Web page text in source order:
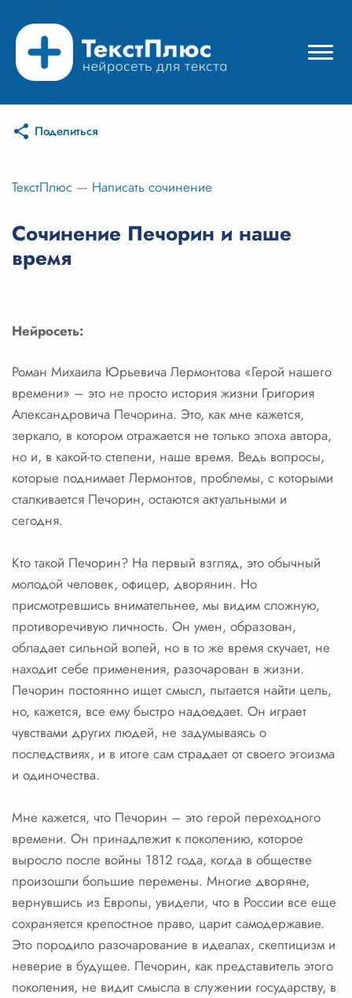
Режимы нейросети
Цены
Вход
Вход с Telegram
Поделиться
ТекстПлюс — Написать сочинение
Сочинение Печорин и наше
время
Нейросеть:
Роман Михаила Юрьевича Лермонтова «Герой нашего
времени» – это не просто история жизни Григория
Александровича Печорина. Это, как мне кажется,
зеркало, в котором отражается не только эпоха автора,
но и, в какой-то степени, наше время. Ведь вопросы,
которые поднимает Лермонтов, проблемы, с которыми
сталкивается Печорин, остаются актуальными и
сегодня.
Кто такой Печорин? На первый взгляд, это обычный
молодой человек, офицер, дворянин. Но
присмотревшись внимательнее, мы видим сложную,
противоречивую личность. Он умен, образован,
обладает сильной волей, но в то же время скучает, не
находит себе применения, разочарован в жизни.
Печорин постоянно ищет смысл, пытается найти цель,
но, кажется, все ему быстро надоедает. Он играет
чувствами других людей, не задумываясь о
последствиях, и в итоге сам страдает от своего эгоизма
и одиночества.
Мне кажется, что Печорин – это герой переходного
времени. Он принадлежит к поколению, которое
выросло после войны 1812 года, когда в обществе
произошли большие перемены. Многие дворяне,
вернувшись из Европы, увидели, что в России все еще
сохраняется крепостное право, царит самодержавие.
Это породило разочарование в идеалах, скептицизм и
неверие в будущее. Печорин, как представитель этого
поколения, не видит смысла в служении государству, в